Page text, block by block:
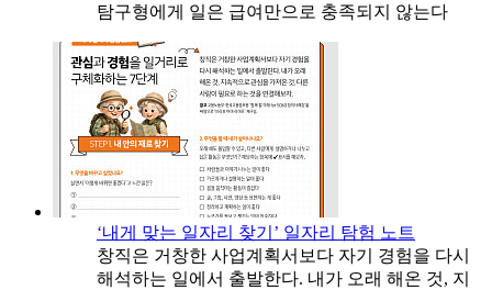
탐구형에게 일은 급여만으로 충족되지 않는다
‘내게 맞는 일자리 찾기’ 일자리 탐험 노트
창직은 거창한 사업계획서보다 자기 경험을 다시
해석하는 일에서 출발한다. 내가 오래 해온 것, 지